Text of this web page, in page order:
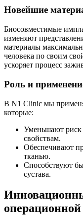
Новейшие
Биосовместимые
изменяют
материалы
человека по своим
ускоряет процесс
Роль и
В N1 Clinic мы
которые:
Уменьшают риск
свойствам.
Обеспечивают
тканью.
Способствуют
сустава.
операционной